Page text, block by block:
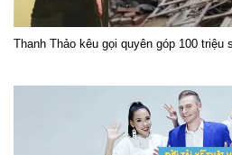
Thanh Thảo kêu gọi quyên góp 100 triệu